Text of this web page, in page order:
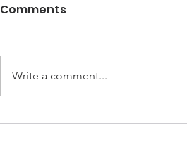
A Influência das Redes
Comments
Write a comment...